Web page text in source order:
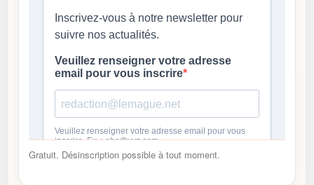
Gratuit. Désinscription possible à tout moment.